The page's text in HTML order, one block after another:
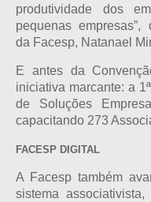
produtividade dos
pequenas empresas”,
da Facesp, Natanael
E antes da
iniciativa marcante: a
de Soluções
capacitando 273
FACESP DIGITAL
A Facesp também
sistema